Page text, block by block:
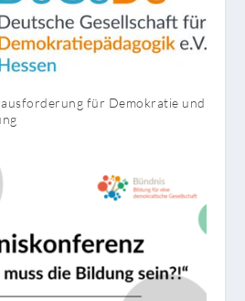
für Demokratie und